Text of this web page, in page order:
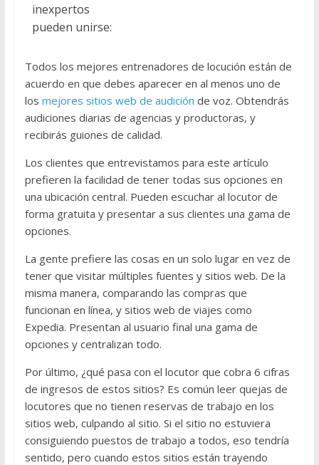
inexpertos
pueden unirse:
Todos los mejores entrenadores de locución están de
acuerdo en que debes aparecer en al menos uno de
los mejores sitios web de audición de voz. Obtendrás
audiciones diarias de agencias y productoras, y
recibirás guiones de calidad.
Los clientes que entrevistamos para este artículo
prefieren la facilidad de tener todas sus opciones en
una ubicación central. Pueden escuchar al locutor de
forma gratuita y presentar a sus clientes una gama de
opciones.
La gente prefiere las cosas en un solo lugar en vez de
tener que visitar múltiples fuentes y sitios web. De la
misma manera, comparando las compras que
funcionan en línea, y sitios web de viajes como
Expedia. Presentan al usuario final una gama de
opciones y centralizan todo.
Por último, ¿qué pasa con el locutor que cobra 6 cifras
de ingresos de estos sitios? Es común leer quejas de
locutores que no tienen reservas de trabajo en los
sitios web, culpando al sitio. Si el sitio no estuviera
consiguiendo puestos de trabajo a todos, eso tendría
sentido, pero cuando estos sitios están trayendo